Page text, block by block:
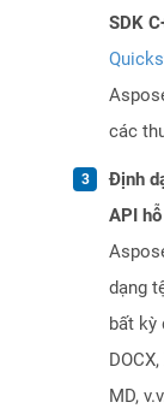
SDK
các
Định
API
dạng
bất kỳ
MD,